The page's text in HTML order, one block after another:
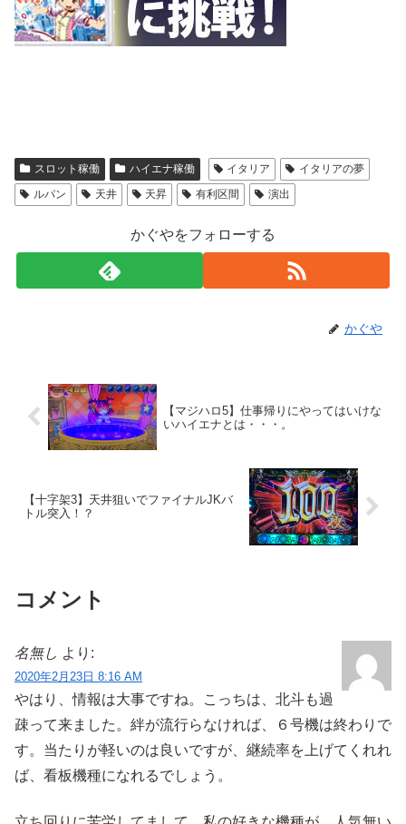
スロット稼働 ハイエナ稼働 イタリア
イタリアの夢
ルパン
天井 天昇 有利区間 演出
かぐやをフォローする
かぐや
【マジハロ5】仕事帰りにやってはいけな
いハイエナとは・・・。
【十字架3】天井狙いでファイナルJKバ
トル突入！？
コメント
名無し より:
2020年2月23日 8:16 AM
やはり、情報は大事ですね。こっちは、北斗も過
疎って来ました。絆が流行らなければ、６号機は終わりで
す。当たりが軽いのは良いですが、継続率を上げてくれれ
ば、看板機種になれるでしょう。